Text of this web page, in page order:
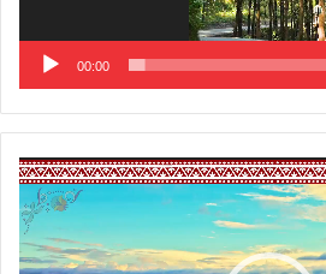
00:00
Video
Player